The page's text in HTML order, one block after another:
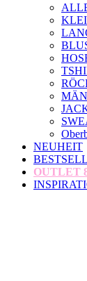
NEUHEIT
OUTLET